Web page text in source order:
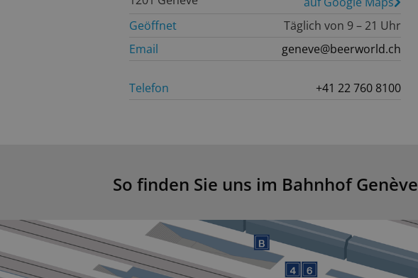
Geöffnet
Täglich von 9 – 21 Uhr
Email
geneve@beerworld.ch
Telefon +41 22 760 8100
So finden Sie uns im Bahnhof Genève